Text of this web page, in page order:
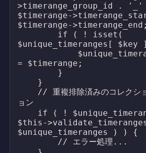
>timerange_group_id .
$timerange-
$timerange->timerange_end;
$unique_timeranges[
= $timerange;
ョン
$this-
$unique_timeranges ) ) {